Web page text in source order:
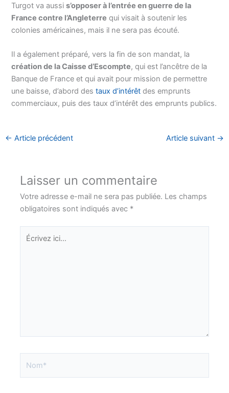
Turgot va aussis’opposer à l’entrée en guerre de la
France contre l’Angleterre qui visait à soutenir les
colonies américaines, mais il ne sera pas écouté.
Il a également préparé, vers la fin de son mandat, la
création de la Caisse d’Escompte, qui est l’ancêtre de la
Banque de France et qui avait pour mission de permettre
une baisse, d’abord destaux d’intérêt des emprunts
commerciaux, puis des taux d’intérêt des emprunts publics.
← Article précédent Article suivant →
Laisser un commentaire
Votre adresse e-mail ne sera pas publiée. Les champs
obligatoires sont indiqués avec *
Écrivez
ici…